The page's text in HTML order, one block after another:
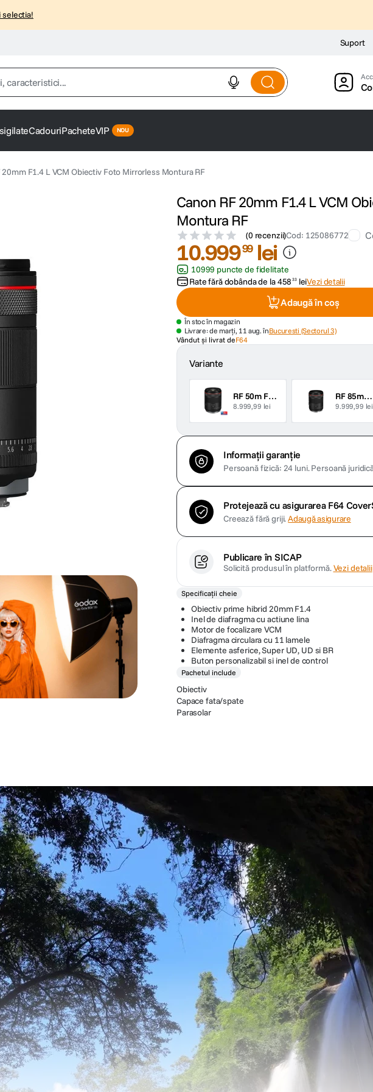
selectia!
Suport
CadouriPacheteVIP
20mm F1.4 L VCM Obiectiv Foto Mirrorless Montura RF
Canon RF 20mm F1.4 L VCM
Montura RF
(0 recenzii)Cod: 125086772
10.99999 lei
10999 puncte de fidelitate
Rate fără dobânda de la458 33 leiVezi detalii
Adaugă în coș
În stoc în magazin
Livrare: de marți, 11 aug. înBucuresti (Sectorul 3)
Vândut și livrat deF64
Variante
RF 50m F1.4 L VCM
8.999,99 lei
RF 85mm F1.4 L VCM
9.999,99 lei
Informații garanție
Persoană fizică: 24 luni.Persoană
Protejează cu asigurarea F64
Creează fără griji.Adaugă asigurare
Publicare în SICAP
Solicită produsul în platformă.Vezi detalii
Specificații cheie
Obiectiv prime hibrid 20mm F1.4
Inel de diafragma cu actiune lina
Motor de focalizare VCM
Diafragma circulara cu 11 lamele
Elemente asferice, Super UD, UD si BR
Buton personalizabil si inel de control
Pachetul include
Obiectiv
Capace fata/spate
Parasolar